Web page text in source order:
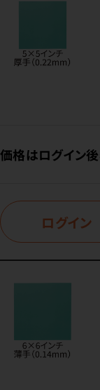
価格はログイン
ログイン